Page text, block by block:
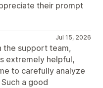
their prompt
Jul 15, 2026
the support team,
extremely helpful,
to carefully analyze
a good